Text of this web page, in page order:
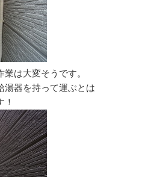
は大変そうです。
湯器を持って運ぶとは